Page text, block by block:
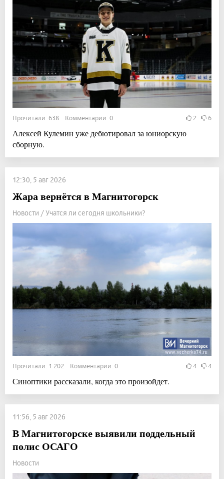
Прочитали: 638 Комментарии: 0 2 6
Алексей Кулемин уже дебютировал за юниорскую
сборную.
12:30, 5 авг 2026
Жара вернётся в Магнитогорск
Новости / Учатся ли сегодня школьники?
Прочитали: 1 202 Комментарии: 0 4 4
Синоптики рассказали, когда это произойдет.
11:56, 5 авг 2026
В Магнитогорске выявили поддельный
полис ОСАГО
Новости